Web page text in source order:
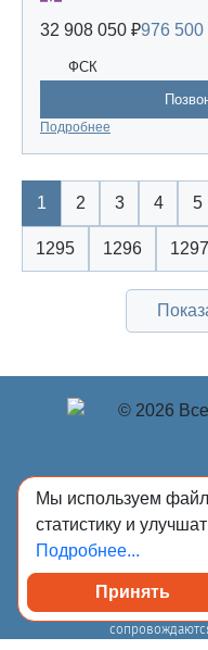
32 908 050 ₽976 500
ФСК
Подробнее
1 2 3 4 5
1295 1296 1297
© Учредитель:
Опрышко Светлана
и материалы
(зарегистрировано
сфере связи,
коммуникаций
Мы используем
статистику и
Подробнее...
Принять